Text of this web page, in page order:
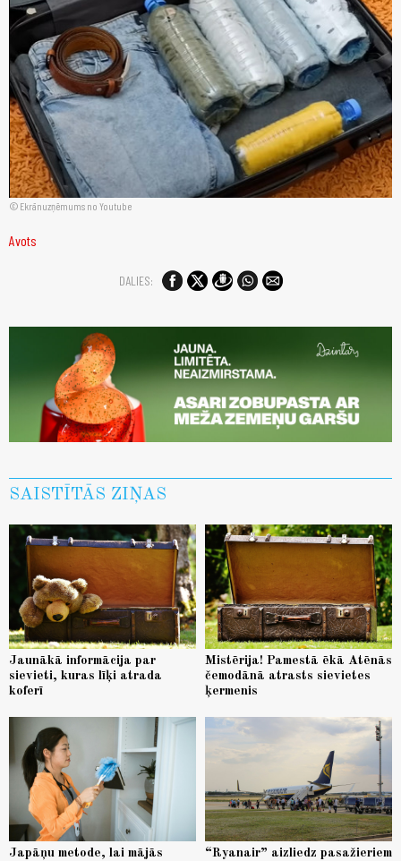
Ekrānuzņēmums no Youtube
Avots
DALIES:
SAISTĪTĀS ZIŅAS
Jaunākā informācija par
sievieti, kuras līķi atrada
koferī
Mistērija! Pamestā ēkā Atēnās
čemodānā atrasts sievietes
ķermenis
Japāņu metode, lai mājās
“Ryanair” aizliedz pasažieriem